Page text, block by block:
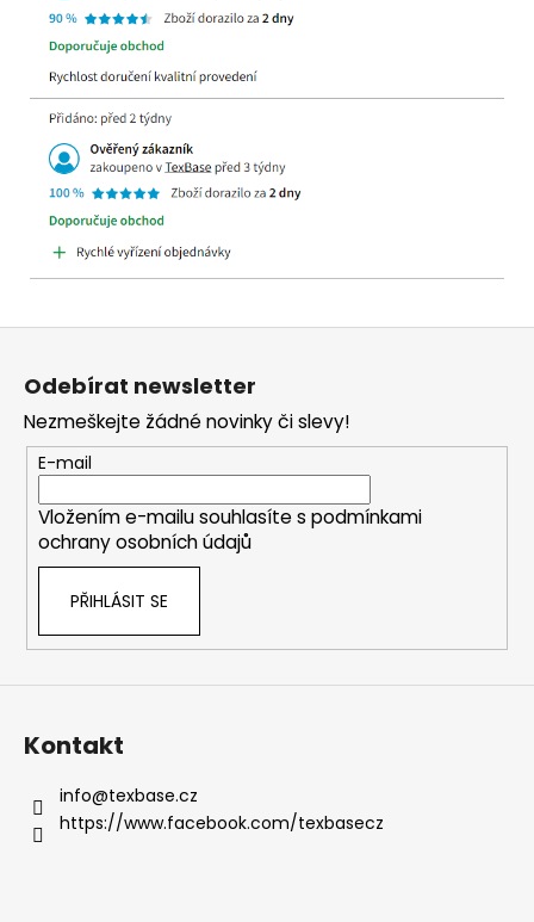
Z
Odebírat newsletter
Nezmeškejte žádné novinky či slevy!
E-mail
Vložením e-mailu souhlasíte s podmínkami
ochrany osobních údajů
PŘIHLÁSIT SE
Kontakt
info@texbase.cz
https://www.facebook.com/texbasecz